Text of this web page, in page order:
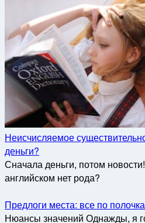
Неисчисляемое
деньги?
Сначала деньги, потом
английском нет рода?
Предлоги места: все по
Нюансы значений Однажды, я